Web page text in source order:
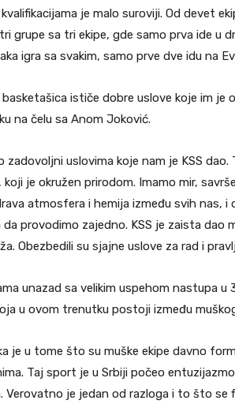
je malo suroviji. Od devet
grupe sa tri ekipe, gde samo prva ide u
igra sa svakim, samo prve dve idu na
ističe dobre uslove koje im je
na čelu sa Anom Joković.
zadovoljni uslovima koje nam je KSS
koji je okružen prirodom. Imamo mir,
atmosfera i hemija između svih nas,
da provodimo zajedno. KSS je zaista
Obezbedili su sjajne uslove za rad i
unazad sa velikim uspehom nastupa
u ovom trenutku postoji između
je u tome što su muške ekipe davno
Taj sport je u Srbiji počeo
Verovatno je jedan od razloga i to što se